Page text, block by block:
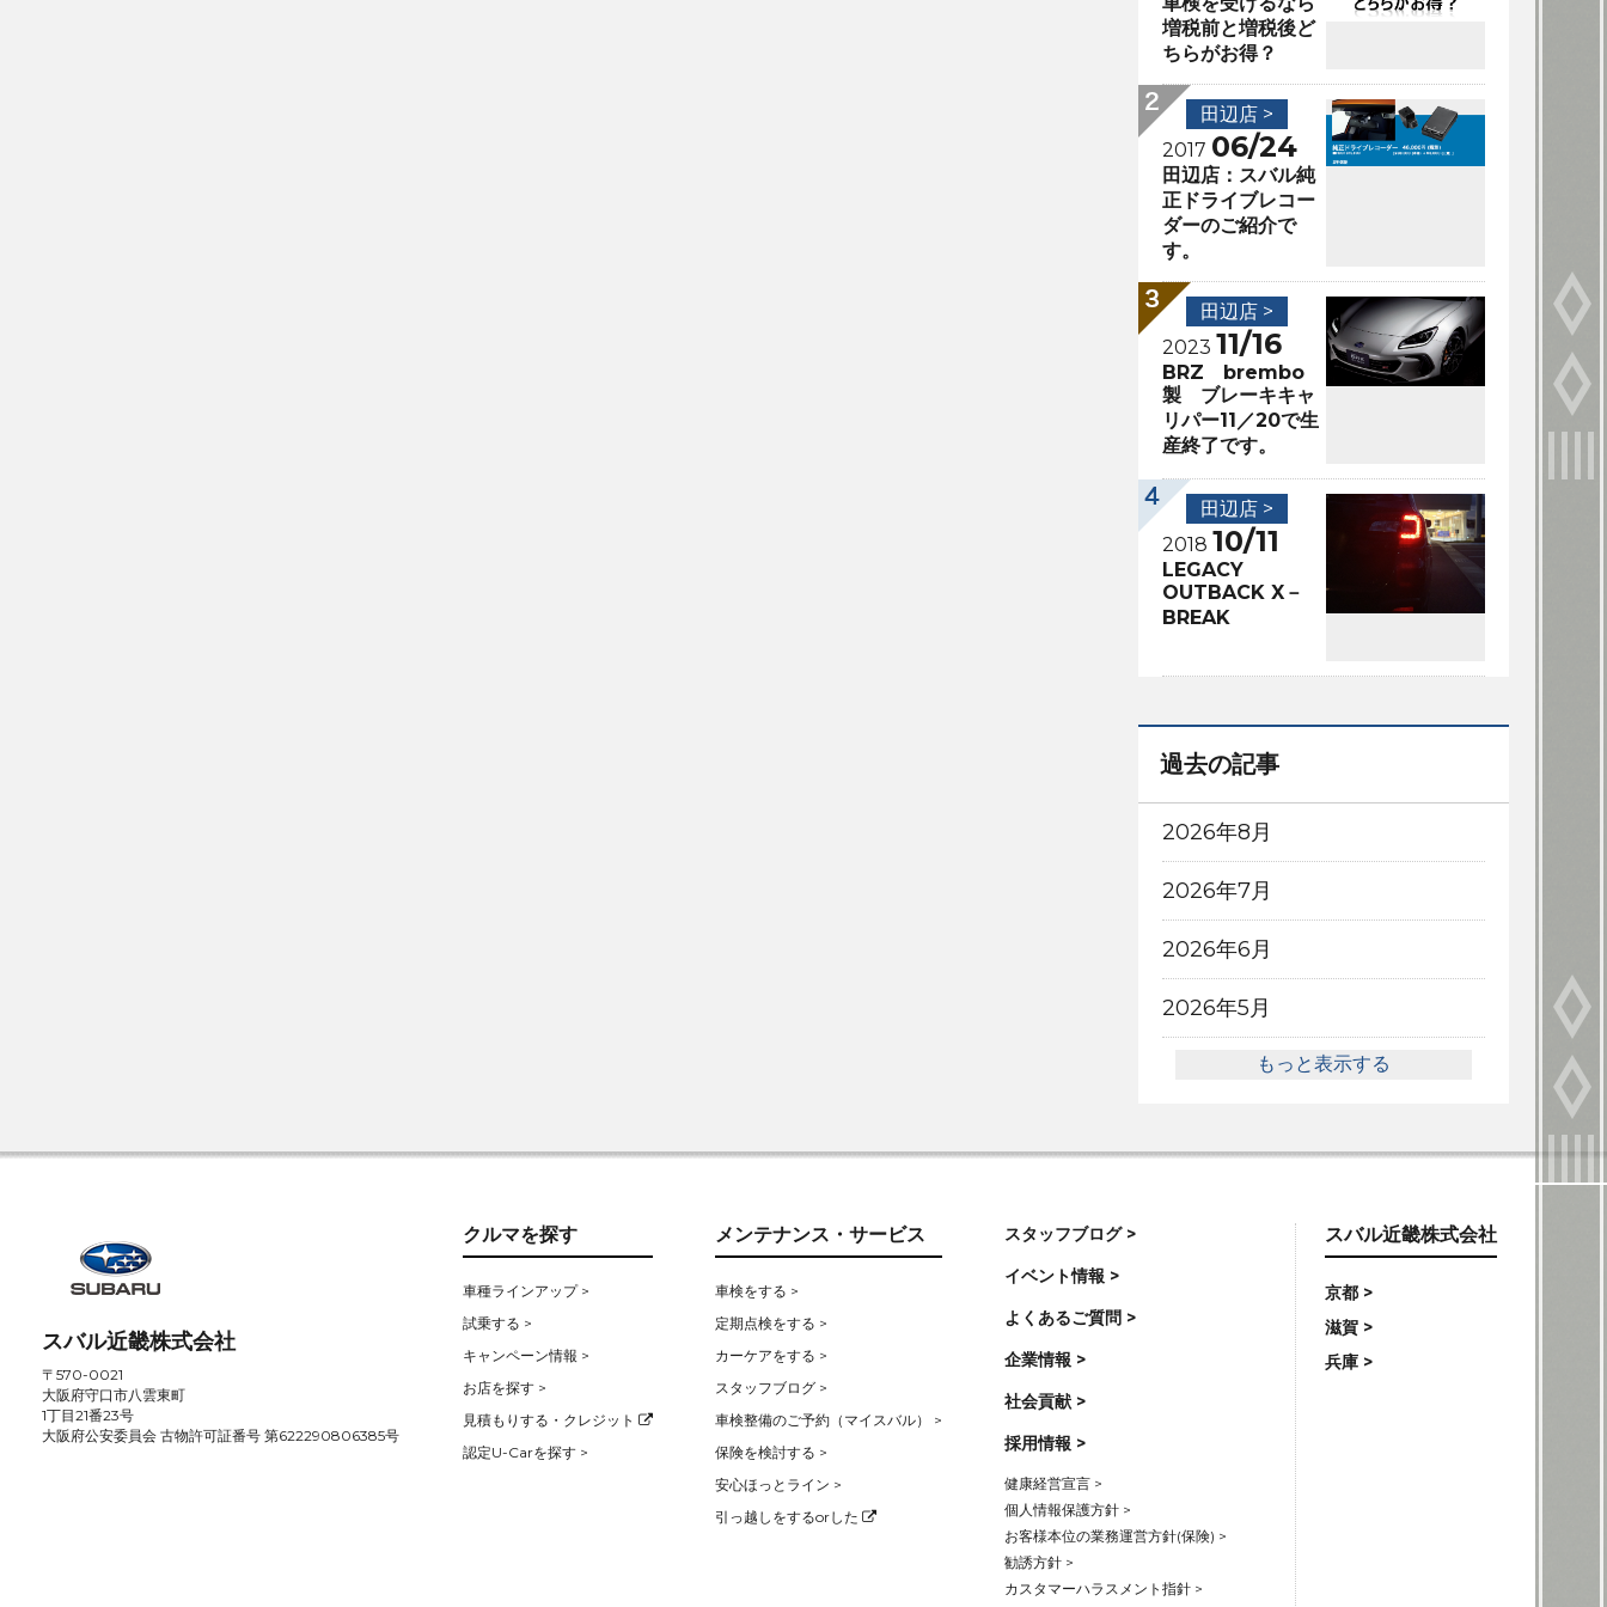
増税前と増税後ど
ちらがお得？
田辺店 >
2017 06/24
田辺店：スバル純
正ドライブレコー
ダーのご紹介で
す。
田辺店 >
2023 11/16
BRZ brembo
製 ブレーキキャ
リパー11／20で生
産終了です。
田辺店 >
2018 10/11
LEGACY
OUTBACK X－
BREAK
過去の記事
2026年8月
2026年7月
2026年6月
2026年5月
もっと表示する
スバル近畿株式会社
〒570-0021
大阪府守口市八雲東町
1丁目21番23号
大阪府公安委員会 古物許可証番号 第622290806385号
クルマを探す
車種ラインアップ >
試乗する >
キャンペーン情報 >
お店を探す >
見積もりする・クレジット
認定U-Carを探す >
メンテナンス・サービス
車検をする >
定期点検をする >
カーケアをする >
スタッフブログ >
車検整備のご予約（マイスバル） >
保険を検討する >
安心ほっとライン >
引っ越しをするorした
スタッフブログ >
イベント情報 >
よくあるご質問 >
企業情報 >
社会貢献 >
採用情報 >
健康経営宣言 >
個人情報保護方針 >
お客様本位の業務運営方針(保険) >
勧誘方針 >
カスタマーハラスメント指針 >
スバル近畿株式会社
京都 >
滋賀 >
兵庫 >